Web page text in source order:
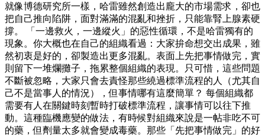
就像博德研究所一樣，哈雷雖然創造出龐大的市場需求，卻也
把自己推向陷阱，面對滿滿的混亂和挫折，只能靠腎上腺素硬
撐。 「一邊救火，一邊縱火」的惡性循環，不是哈雷獨有的
現象。你大概也在自己的組織看過：大家拚命想交出成果，雖
然初衷是好的，卻製造出更多混亂。表面上先把事情做完，實
則留下一堆爛攤子，拖累整個組織的表現。只可惜，這些問題
不斷被忽略，大家只會去責怪那些繞過標準流程的人（尤其自
己不是當事人的情況），但事情哪有這麼簡單？ 每個組織都
需要有人在關鍵時刻暫時打破標準流程，讓事情可以往下推
動。這種臨機應變的做法，有時候對組織來說是一帖非吃不可
的藥，但劑量太多就會變成毒藥。那些「先把事情做完」的好